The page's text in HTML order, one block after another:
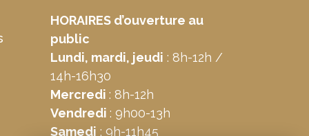
HORAIRES d’ouverture au
public
Lundi, mardi, jeudi : 8h-12h /
14h-16h30
Mercredi : 8h-12h
Vendredi : 9h00-13h
Samedi : 9h-11h45